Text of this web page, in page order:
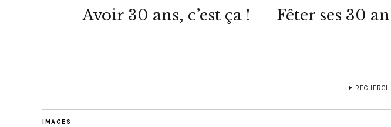
Avoir 30 ans, c’est ça ! Fêter ses 30
IMAGES